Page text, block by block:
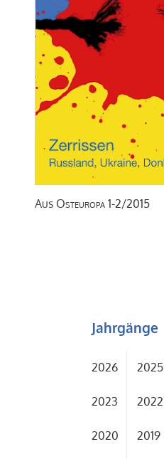
Aus Osteuropa 1-2/2015
Jahrgänge
2026 2025
2023 2022
2020 2019